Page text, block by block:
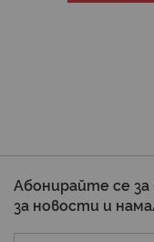
Абонирайте се
за новости и